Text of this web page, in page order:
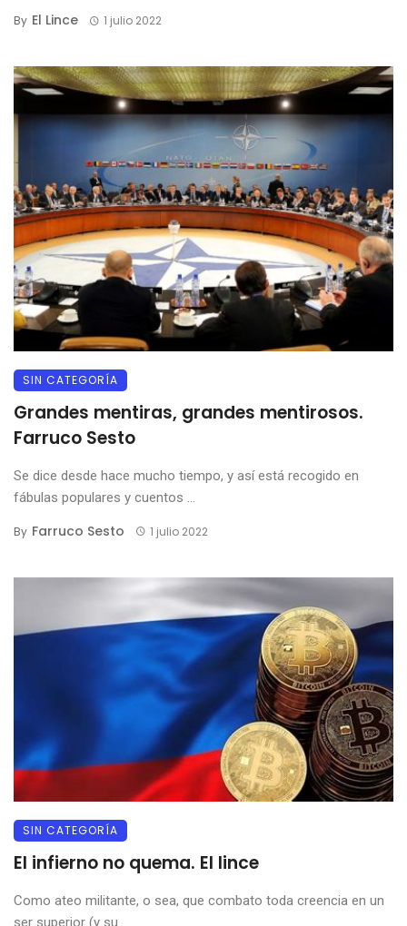
By El Lince 1 julio 2022
SIN CATEGORÍA
Grandes mentiras, grandes mentirosos.
Farruco Sesto
Se dice desde hace mucho tiempo, y así está recogido en
fábulas populares y cuentos ...
By Farruco Sesto 1 julio 2022
SIN CATEGORÍA
El infierno no quema. El lince
Como ateo militante, o sea, que combato toda creencia en un
ser superior (y su ...